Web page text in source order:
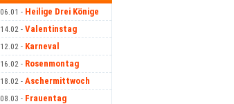
06.01 - Heilige Drei Könige
14.02 - Valentinstag
12.02 - Karneval
16.02 - Rosenmontag
18.02 - Aschermittwoch
08.03 - Frauentag